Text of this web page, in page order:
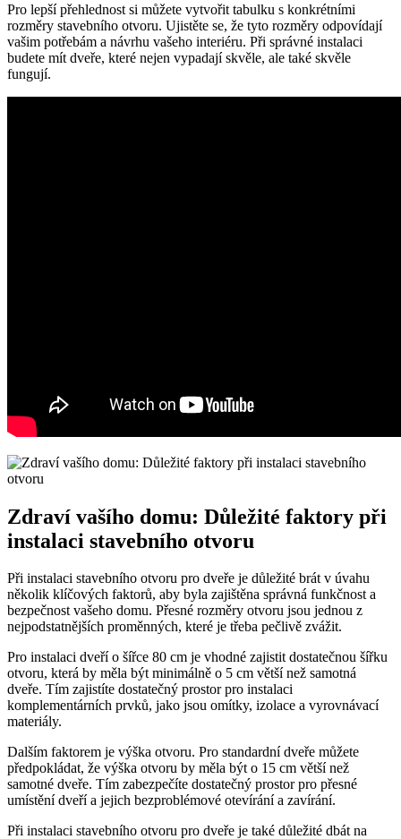
Pro lepší přehlednost si můžete vytvořit tabulku s konkrétními
rozměry stavebního otvoru. Ujistěte se, že tyto rozměry odpovídají
vašim potřebám a návrhu vašeho interiéru. Při správné instalaci
budete mít dveře, které nejen vypadají skvěle, ale také skvěle
fungují.
Zdraví vašího domu: Důležité faktory při
instalaci stavebního otvoru
Při instalaci stavebního otvoru pro dveře je důležité brát v úvahu
několik klíčových faktorů, aby byla zajištěna správná funkčnost a
bezpečnost vašeho domu. Přesné rozměry otvoru jsou jednou z
nejpodstatnějších proměnných, které je třeba pečlivě zvážit.
Pro instalaci dveří o šířce 80 cm je vhodné zajistit dostatečnou šířku
otvoru, která by měla být minimálně o 5 cm větší než samotná
dveře. Tím zajistíte dostatečný prostor pro instalaci
komplementárních prvků, jako jsou omítky, izolace a vyrovnávací
materiály.
Dalším faktorem je výška otvoru. Pro standardní dveře můžete
předpokládat, že výška otvoru by měla být o 15 cm větší než
samotné dveře. Tím zabezpečíte dostatečný prostor pro přesné
umístění dveří a jejich bezproblémové otevírání a zavírání.
Při instalaci stavebního otvoru pro dveře je také důležité dbát na